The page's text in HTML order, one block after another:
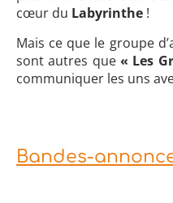
cœur du Labyrinthe !
Mais ce que le groupe
sont autres que « Les
communiquer les uns
Bandes-